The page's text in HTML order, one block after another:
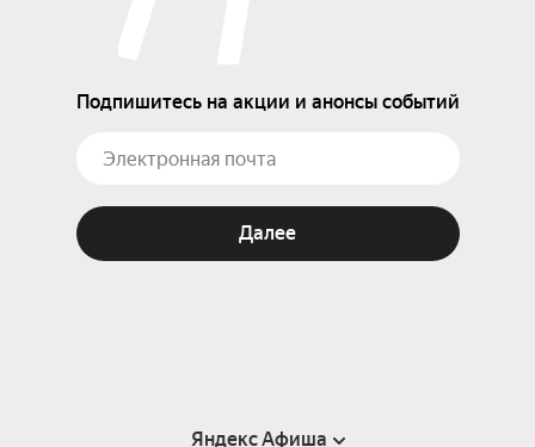
Подпишитесь на акции и анонсы событий
Далее
Яндекс Афиша